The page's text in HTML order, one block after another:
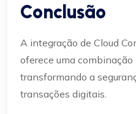
Conclusão
A integração de Cloud
oferece uma combinação
transformando a
transações digitais.